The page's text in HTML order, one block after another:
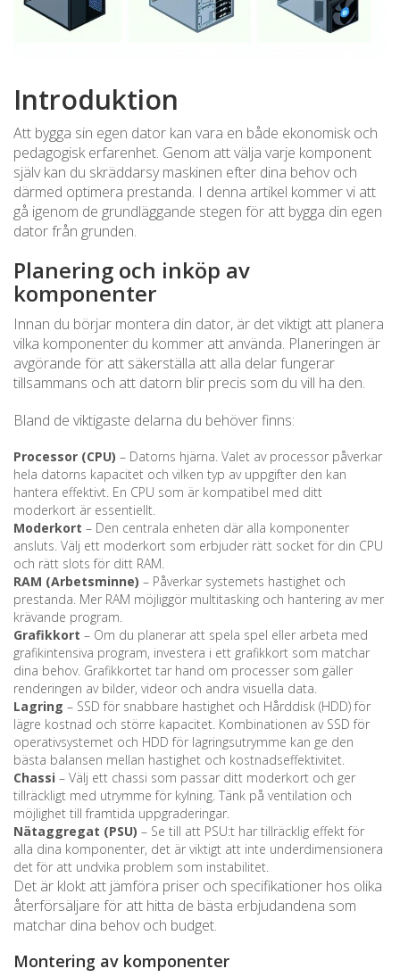
Introduktion
Att bygga sin egen dator kan vara en både ekonomisk och
pedagogisk erfarenhet. Genom att välja varje komponent
själv kan du skräddarsy maskinen efter dina behov och
därmed optimera prestanda. I denna artikel kommer vi att
gå igenom de grundläggande stegen för att bygga din egen
dator från grunden.
Planering och inköp av
komponenter
Innan du börjar montera din dator, är det viktigt att planera
vilka komponenter du kommer att använda. Planeringen är
avgörande för att säkerställa att alla delar fungerar
tillsammans och att datorn blir precis som du vill ha den.
Bland de viktigaste delarna du behöver finns:
Processor (CPU) – Datorns hjärna. Valet av processor påverkar
hela datorns kapacitet och vilken typ av uppgifter den kan
hantera effektivt. En CPU som är kompatibel med ditt
moderkort är essentiellt.
Moderkort – Den centrala enheten där alla komponenter
ansluts. Välj ett moderkort som erbjuder rätt socket för din CPU
och rätt slots för ditt RAM.
RAM (Arbetsminne) – Påverkar systemets hastighet och
prestanda. Mer RAM möjliggör multitasking och hantering av mer
krävande program.
Grafikkort – Om du planerar att spela spel eller arbeta med
grafikintensiva program, investera i ett grafikkort som matchar
dina behov. Grafikkortet tar hand om processer som gäller
renderingen av bilder, videor och andra visuella data.
Lagring – SSD för snabbare hastighet och Hårddisk (HDD) för
lägre kostnad och större kapacitet. Kombinationen av SSD för
operativsystemet och HDD för lagringsutrymme kan ge den
bästa balansen mellan hastighet och kostnadseffektivitet.
Chassi – Välj ett chassi som passar ditt moderkort och ger
tillräckligt med utrymme för kylning. Tänk på ventilation och
möjlighet till framtida uppgraderingar.
Nätaggregat (PSU) – Se till att PSU:t har tillräcklig effekt för
alla dina komponenter, det är viktigt att inte underdimensionera
det för att undvika problem som instabilitet.
Det är klokt att jämföra priser och specifikationer hos olika
återförsäljare för att hitta de bästa erbjudandena som
matchar dina behov och budget.
Montering av komponenter